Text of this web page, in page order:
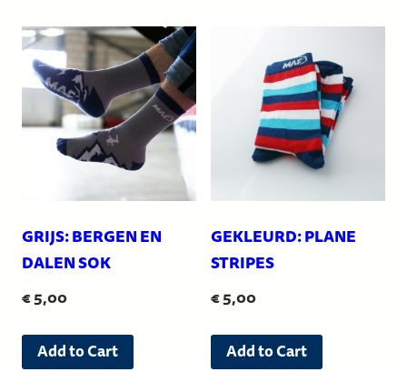
meerdere
variaties.
Deze
optie
kan
gekozen
worden
op
de
productpagina
variaties.
optie
kan
gekozen
worden
op
de
GRIJS: BERGEN EN
DALEN SOK
€5,00
Add to Cart
Dit
GEKLEURD: PLANE
STRIPES
€5,00
Add to Cart
Dit